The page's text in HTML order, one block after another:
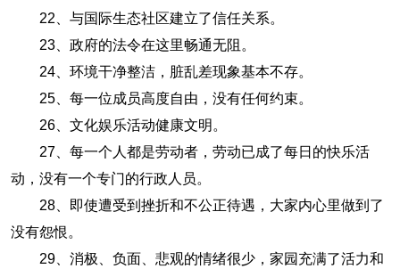
22、与国际生态社区建立了信任关系。
23、政府的法令在这里畅通无阻。
24、环境干净整洁，脏乱差现象基本不存。
25、每一位成员高度自由，没有任何约束。
26、文化娱乐活动健康文明。
27、每一个人都是劳动者，劳动已成了每日的快乐活
动，没有一个专门的行政人员。
28、即使遭受到挫折和不公正待遇，大家内心里做到了
没有怨恨。
29、消极、负面、悲观的情绪很少，家园充满了活力和